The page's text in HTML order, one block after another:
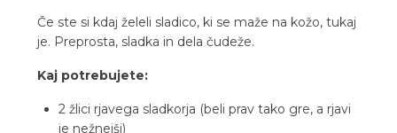
Če ste si kdaj želeli sladico, ki se maže na kožo, tukaj
je. Preprosta, sladka in dela čudeže.
Kaj potrebujete:
2 žlici rjavega sladkorja (beli prav tako gre, a rjavi
je nežnejši)